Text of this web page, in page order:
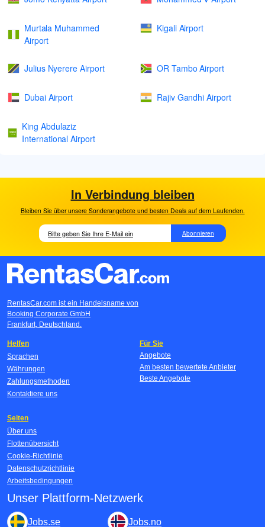
Murtala Muhammed
Airport
Kigali Airport
Julius Nyerere Airport OR Tambo Airport
Dubai Airport Rajiv Gandhi Airport
King Abdulaziz
International Airport
In Verbindung bleiben
Bleiben Sie über unsere Sonderangebote und besten Deals auf dem Laufenden.
Abonnieren
RentasCar.com ist ein Handelsname von
Booking Corporate GmbH
Frankfurt, Deutschland.
Helfen
Sprachen
Währungen
Zahlungsmethoden
Kontaktiere uns
Für Sie
Angebote
Am besten bewertete Anbieter
Beste Angebote
Seiten
Über uns
Flottenübersicht
Cookie-Richtlinie
Datenschutzrichtlinie
Arbeitsbedingungen
Unser Plattform-Netzwerk
Jobs.se Jobs.no